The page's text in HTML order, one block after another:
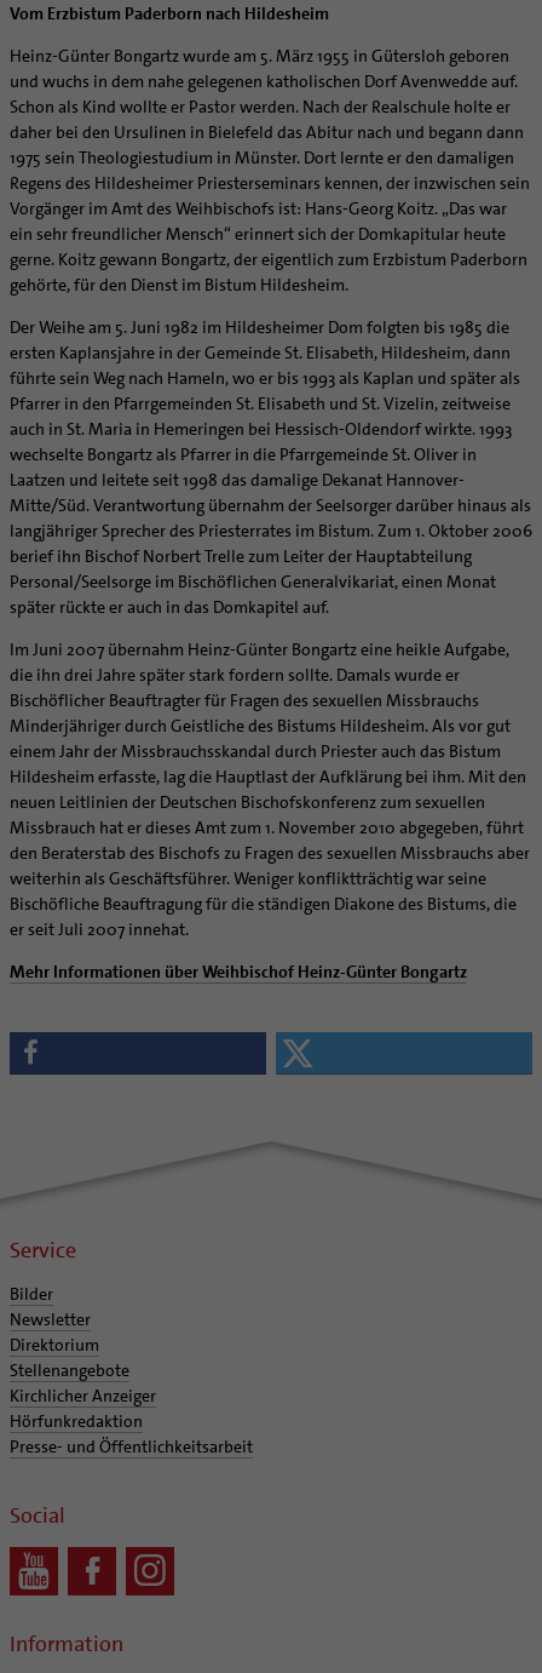
Vom Erzbistum Paderborn nach Hildesheim
Heinz-Günter Bongartz wurde am 5. März 1955 in Gütersloh geboren
und wuchs in dem nahe gelegenen katholischen Dorf Avenwedde auf.
Schon als Kind wollte er Pastor werden. Nach der Realschule holte er
daher bei den Ursulinen in Bielefeld das Abitur nach und begann dann
1975 sein Theologiestudium in Münster. Dort lernte er den damaligen
Regens des Hildesheimer Priesterseminars kennen, der inzwischen sein
Vorgänger im Amt des Weihbischofs ist: Hans-Georg Koitz. „Das war
ein sehr freundlicher Mensch“ erinnert sich der Domkapitular heute
gerne. Koitz gewann Bongartz, der eigentlich zum Erzbistum Paderborn
gehörte, für den Dienst im Bistum Hildesheim.
Der Weihe am 5. Juni 1982 im Hildesheimer Dom folgten bis 1985 die
ersten Kaplansjahre in der Gemeinde St. Elisabeth, Hildesheim, dann
führte sein Weg nach Hameln, wo er bis 1993 als Kaplan und später als
Pfarrer in den Pfarrgemeinden St. Elisabeth und St. Vizelin, zeitweise
auch in St. Maria in Hemeringen bei Hessisch-Oldendorf wirkte. 1993
wechselte Bongartz als Pfarrer in die Pfarrgemeinde St. Oliver in
Laatzen und leitete seit 1998 das damalige Dekanat Hannover-
Mitte/Süd. Verantwortung übernahm der Seelsorger darüber hinaus als
langjähriger Sprecher des Priesterrates im Bistum. Zum 1. Oktober 2006
berief ihn Bischof Norbert Trelle zum Leiter der Hauptabteilung
Personal/Seelsorge im Bischöflichen Generalvikariat, einen Monat
später rückte er auch in das Domkapitel auf.
Im Juni 2007 übernahm Heinz-Günter Bongartz eine heikle Aufgabe,
die ihn drei Jahre später stark fordern sollte. Damals wurde er
Bischöflicher Beauftragter für Fragen des sexuellen Missbrauchs
Minderjähriger durch Geistliche des Bistums Hildesheim. Als vor gut
einem Jahr der Missbrauchsskandal durch Priester auch das Bistum
Hildesheim erfasste, lag die Hauptlast der Aufklärung bei ihm. Mit den
neuen Leitlinien der Deutschen Bischofskonferenz zum sexuellen
Missbrauch hat er dieses Amt zum 1. November 2010 abgegeben, führt
den Beraterstab des Bischofs zu Fragen des sexuellen Missbrauchs aber
weiterhin als Geschäftsführer. Weniger konfliktträchtig war seine
Bischöfliche Beauftragung für die ständigen Diakone des Bistums, die
er seit Juli 2007 innehat.
Mehr Informationen über Weihbischof Heinz-Günter Bongartz
Service
Bilder
Newsletter
Direktorium
Stellenangebote
Kirchlicher Anzeiger
Hörfunkredaktion
Presse- und Öffentlichkeitsarbeit
Social
Information